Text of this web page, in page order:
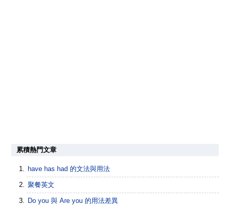
累積熱門文章
have has had 的文法與用法
聚餐英文
Do you 與 Are you 的用法差異